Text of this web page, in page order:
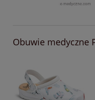
Obuwie medyczne